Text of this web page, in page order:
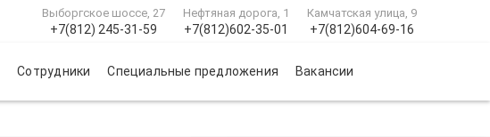
+7(812) 245-31-59
Выборгское шоссе, 27
+7(812)602-35-01
Нефтяная дорога, 1
+7(812)604-69-16
Камчатская улица, 9
Сотрудники Специальные предложения Вакансии